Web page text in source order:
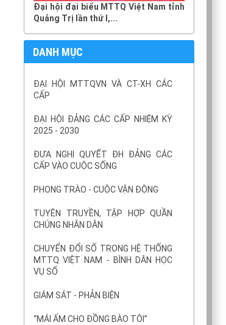
Đại hội đại biểu MTTQ Việt Nam tỉnh
Quảng Trị lần thứ I,...
DANH MỤC
ĐẠI HỘI MTTQVN VÀ CT-XH CÁC
CẤP
ĐẠI HỘI ĐẢNG CÁC CẤP NHIỆM KỲ
2025 - 2030
ĐƯA NGHỊ QUYẾT ĐH ĐẢNG CÁC
CẤP VÀO CUỘC SỐNG
PHONG TRÀO - CUỘC VẬN ĐỘNG
TUYÊN TRUYỀN, TẬP HỢP QUẦN
CHÚNG NHÂN DÂN
CHUYỂN ĐỔI SỐ TRONG HỆ THỐNG
MTTQ VIỆT NAM - BÌNH DÂN HỌC
VỤ SỐ
GIÁM SÁT - PHẢN BIỆN
“MÁI ẤM CHO ĐỒNG BÀO TÔI”